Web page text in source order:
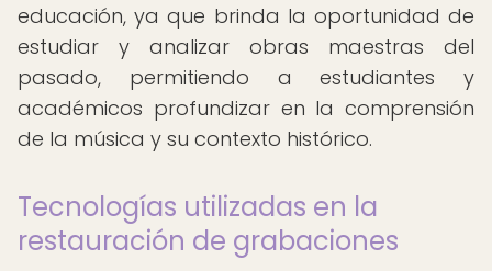
educación, ya que brinda la oportunidad de
estudiar y analizar obras maestras del
pasado, permitiendo a estudiantes y
académicos profundizar en la comprensión
de la música y su contexto histórico.
Tecnologías utilizadas en la
restauración de grabaciones